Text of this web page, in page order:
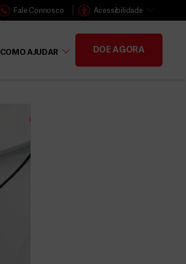
Fale Connosco Acessibilidade
COMO AJUDAR DOE AGORA